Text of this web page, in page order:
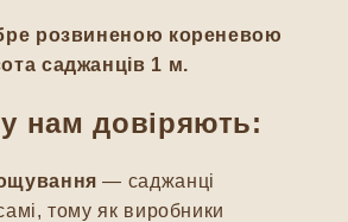
розвиненою кореневою
саджанців 1 м.
нам довіряють:
— саджанці
тому як виробники